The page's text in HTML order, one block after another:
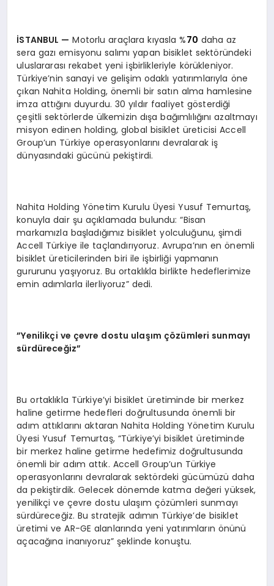
İSTANBUL — Motorlu araçlara kıyasla %70 daha az
sera gazı emisyonu salımı yapan bisiklet sektöründeki
uluslararası rekabet yeni işbirlikleriyle körükleniyor.
Türkiye’nin sanayi ve gelişim odaklı yatırımlarıyla öne
çıkan Nahita Holding, önemli bir satın alma hamlesine
imza attığını duyurdu. 30 yıldır faaliyet gösterdiği
çeşitli sektörlerde ülkemizin dışa bağımlılığını azaltmayı
misyon edinen holding, global bisiklet üreticisi Accell
Group’un Türkiye operasyonlarını devralarak iş
dünyasındaki gücünü pekiştirdi.
Nahita Holding Yönetim Kurulu Üyesi Yusuf Temurtaş,
konuyla dair şu açıklamada bulundu: “Bisan
markamızla başladığımız bisiklet yolculuğunu, şimdi
Accell Türkiye ile taçlandırıyoruz. Avrupa’nın en önemli
bisiklet üreticilerinden biri ile işbirliği yapmanın
gururunu yaşıyoruz. Bu ortaklıkla birlikte hedeflerimize
emin adımlarla ilerliyoruz” dedi.
”Yenilikçi ve çevre dostu ulaşım çözümleri sunmayı
sürdüreceğiz”
Bu ortaklıkla Türkiye’yi bisiklet üretiminde bir merkez
haline getirme hedefleri doğrultusunda önemli bir
adım attıklarını aktaran Nahita Holding Yönetim Kurulu
Üyesi Yusuf Temurtaş, “Türkiye’yi bisiklet üretiminde
bir merkez haline getirme hedefimiz doğrultusunda
önemli bir adım attık. Accell Group’un Türkiye
operasyonlarını devralarak sektördeki gücümüzü daha
da pekiştirdik. Gelecek dönemde katma değeri yüksek,
yenilikçi ve çevre dostu ulaşım çözümleri sunmayı
sürdüreceğiz. Bu stratejik adımın Türkiye’de bisiklet
üretimi ve AR-GE alanlarında yeni yatırımların önünü
açacağına inanıyoruz” şeklinde konuştu.